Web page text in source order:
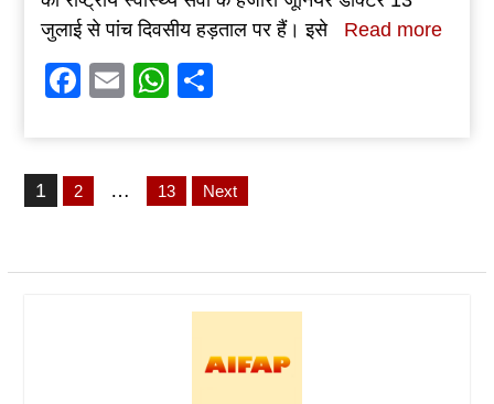
जुलाई से पांच दिवसीय हड़ताल पर हैं। इसे
Read more
Facebook
EmailWhatsApp
Posts
pagination
1 2 … 13 Next